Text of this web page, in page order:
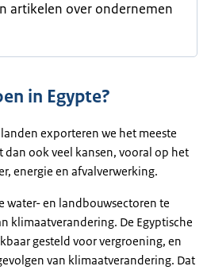
artikelen over ondernemen
in Egypte?
exporteren we het meeste
dan ook veel kansen, vooral op het
energie en afvalverwerking.
water- en landbouwsectoren te
klimaatverandering. De Egyptische
gesteld voor vergroening, en
van klimaatverandering. Dat